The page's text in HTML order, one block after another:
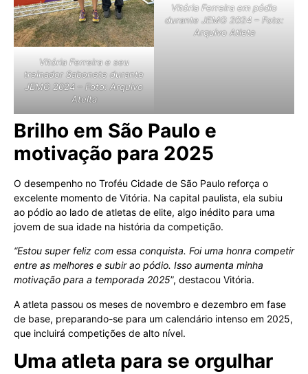
Vitória Ferreira e seu
treinador Sabonete durante
JEMG 2024 – Foto: Arquivo
Atelta
Vitória Ferreira em pódio
durante JEMG 2024 – Foto:
Arquivo Atleta
Brilho em São Paulo e
motivação para 2025
O desempenho no Troféu Cidade de São Paulo reforça o
excelente momento de Vitória. Na capital paulista, ela subiu
ao pódio ao lado de atletas de elite, algo inédito para uma
jovem de sua idade na história da competição.
“Estou super feliz com essa conquista. Foi uma honra competir
entre as melhores e subir ao pódio. Isso aumenta minha
motivação para a temporada 2025”, destacou Vitória.
A atleta passou os meses de novembro e dezembro em fase
de base, preparando-se para um calendário intenso em 2025,
que incluirá competições de alto nível.
Uma atleta para se orgulhar